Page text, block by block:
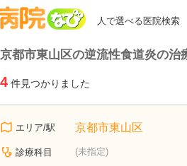
人で選べる医院検索
京都市東山区の逆流性食道炎の治
4 件見つかりました
エリア/駅 京都市東山区
診療科目 (未指定)